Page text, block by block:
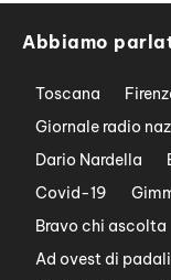
Abbiamo
Toscana
Giornale radio
Dario Nardella
Covid-19
Bravo chi ascolta
Ad ovest di